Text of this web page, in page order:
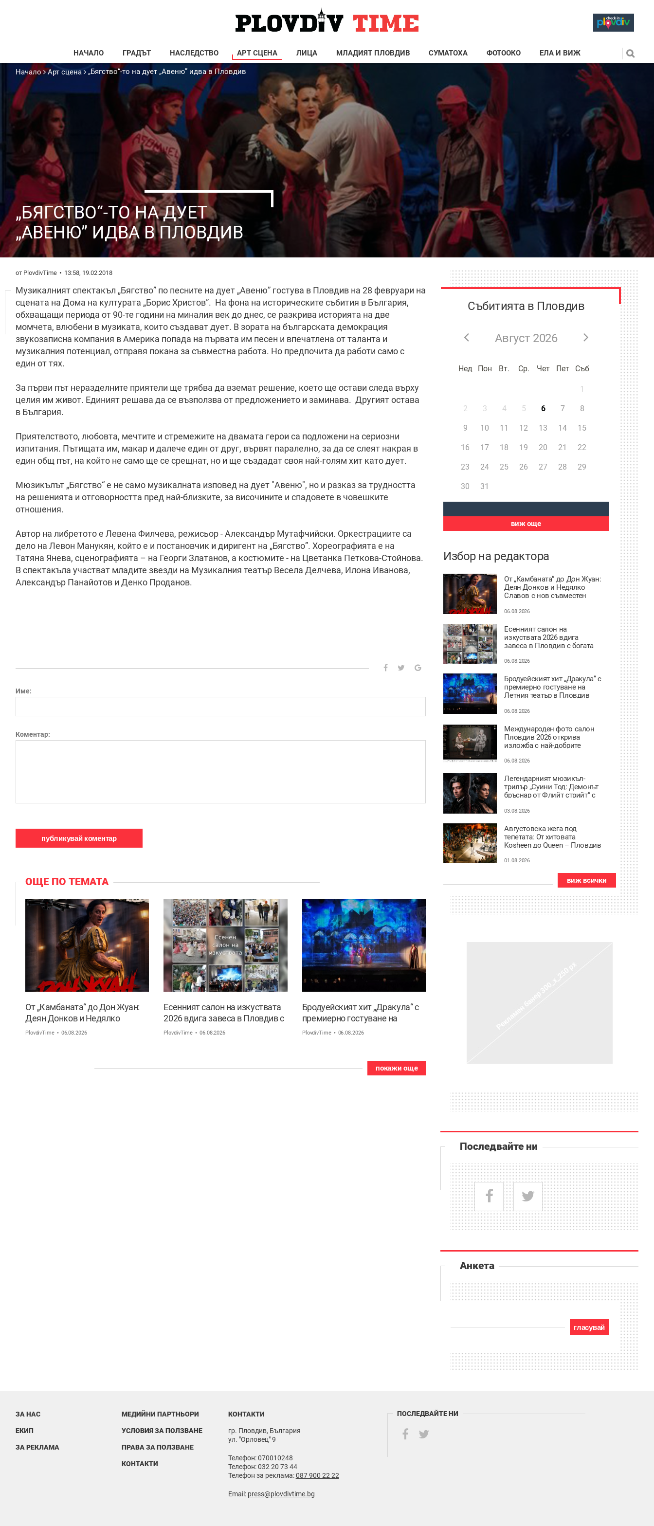
НАЧАЛО ГРАДЪТ НАСЛЕДСТВО АРТ СЦЕНА ЛИЦА МЛАДИЯТ ПЛОВДИВ СУМАТОХА ФОТООКО ЕЛА И ВИЖ
Начало Арт сцена „Бягство“-то на дует „Авеню” идва в Пловдив
„БЯГСТВО“-ТО НА ДУЕТ
„АВЕНЮ” ИДВА В ПЛОВДИВ
от PlovdivTime 13:58, 19.02.2018
Музикалният спектакъл „Бягство” по песните на дует „Авеню” гостува в Пловдив на 28 февруари на
сцената на Дома на културата „Борис Христов”. На фона на историческите събития в България,
обхващащи периода от 90-те години на миналия век до днес, се разкрива историята на две
момчета, влюбени в музиката, които създават дует. В зората на българската демокрация
звукозаписна компания в Америка попада на първата им песен и впечатлена от таланта и
музикалния потенциал, отправя покана за съвместна работа. Но предпочита да работи само с
един от тях.
За първи път неразделните приятели ще трябва да вземат решение, което ще остави следа върху
целия им живот. Единият решава да се възползва от предложението и заминава. Другият остава
в България.
Приятелството, любовта, мечтите и стремежите на двамата герои са подложени на сериозни
изпитания. Пътищата им, макар и далече един от друг, вървят паралелно, за да се слеят накрая в
един общ път, на който не само ще се срещнат, но и ще създадат своя най-голям хит като дует.
Мюзикълът „Бягство“ е не само музикалната изповед на дует "Авеню", но и разказ за трудността
на решенията и отговорността пред най-близките, за височините и спадовете в човешките
отношения.
Автор на либретото е Левена Филчева, режисьор - Александър Мутафчийски. Оркестрациите са
дело на Левон Манукян, който е и постановчик и диригент на „Бягство”. Хореографията е на
Татяна Янева, сценографията – на Георги Златанов, а костюмите - на Цветанка Петкова-Стойнова.
В спектакъла участват младите звезди на Музикалния театър Весела Делчева, Илона Иванова,
Александър Панайотов и Денко Проданов.
Име:
Коментар:
ОЩЕ ПО ТЕМАТА
От „Камбаната“ до Дон Жуан:
Деян Донков и Недялко
Славов с нов съвместен проект
PlovdivTime 06.08.2026
Есенният салон на изкуствата
2026 вдига завеса в Пловдив с
богата културна програма
PlovdivTime 06.08.2026
Бродуейският хит „Дракула“ с
премиерно гостуване на
Летния театър в Пловдив
PlovdivTime 06.08.2026
покажи още
Събитията в Пловдив
Август 2026
Нед Пон Вт. Ср. Чет Пет Съб
1
2 3 4 5 6 7 8
9 10 11 12 13 14 15
16 17 18 19 20 21 22
23 24 25 26 27 28 29
30 31
виж още
Избор на редактора
От „Камбаната“ до Дон Жуан:
Деян Донков и Недялко
Славов с нов съвместен
06.08.2026
Есенният салон на
изкуствата 2026 вдига
завеса в Пловдив с богата
06.08.2026
Бродуейският хит „Дракула“ с
премиерно гостуване на
Летния театър в Пловдив
06.08.2026
Международен фото салон
Пловдив 2026 открива
изложба с най-добрите
тазгодишното издание
06.08.2026
Легендарният мюзикъл-
трилър „Суини Тод: Демонът
бръснар от Флийт стрийт“ с
Античния театър в Пловдив
03.08.2026
Августовска жега под
тепетата: От хитовата
Kosheen до Queen – Пловдив
01.08.2026
виж всички
Последвайте ни
Анкета
гласувай
ЗА НАС
ЕКИП
ЗА РЕКЛАМА
МЕДИЙНИ ПАРТНЬОРИ
УСЛОВИЯ ЗА ПОЛЗВАНЕ
ПРАВА ЗА ПОЛЗВАНЕ
КОНТАКТИ
КОНТАКТИ
гр. Пловдив, България
ул. "Орловец" 9
Телефон: 070010248
Телефон: 032 20 73 44
Телефон за реклама:087 900 22 22
Email: press@plovdivtime.bg
ПОСЛЕДВАЙТЕ НИ